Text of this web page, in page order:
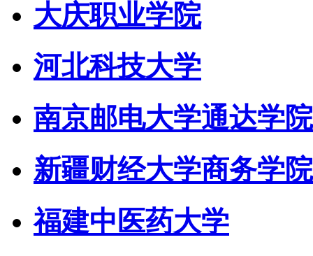
大庆职业学院
河北科技大学
南京邮电大学通达学院
新疆财经大学商务学院
福建中医药大学